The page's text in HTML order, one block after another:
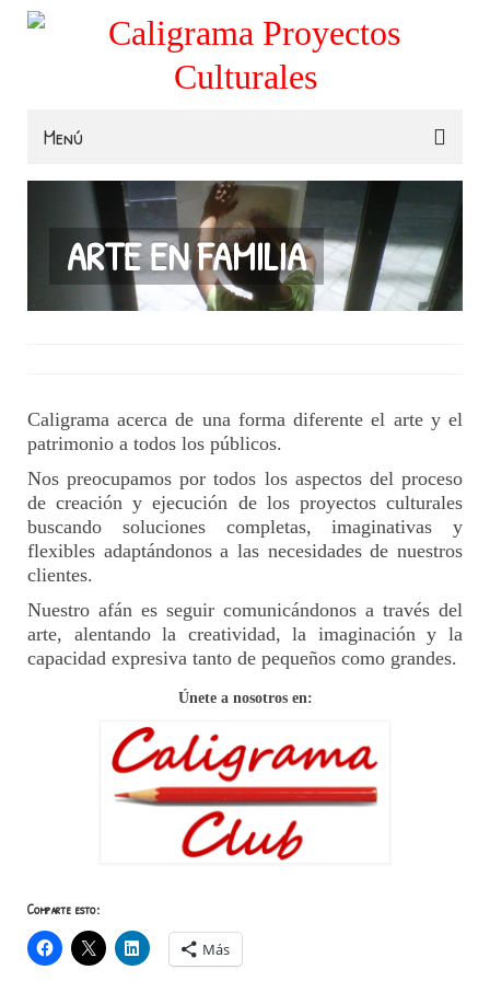
Menú
Familias
Colegios
Museos e Instituciones
ARTE EN FAMILIA
Caligrama acerca de una forma diferente el arte y el
patrimonio a todos los públicos.
Nos preocupamos por todos los aspectos del proceso
de creación y ejecución de los proyectos culturales
buscando soluciones completas, imaginativas y
flexibles adaptándonos a las necesidades de nuestros
clientes.
Nuestro afán es seguir comunicándonos a través del
arte, alentando la creatividad, la imaginación y la
capacidad expresiva tanto de pequeños como grandes.
Únete a nosotros en:
Comparte esto:
Más